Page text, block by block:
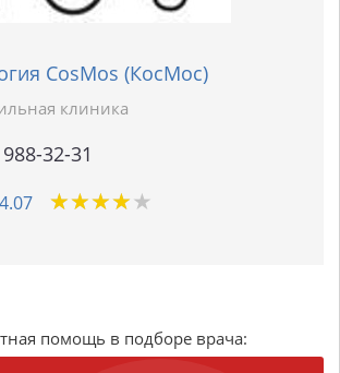
CosMos (КосМос)
клиника
32-31
4.07 ★★★★★
★★★★★
помощь в подборе врача: